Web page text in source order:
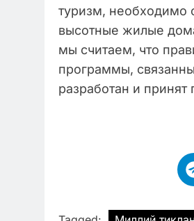
туризм, необходимо
высотные жилые
мы считаем, что
программы,
разработан и